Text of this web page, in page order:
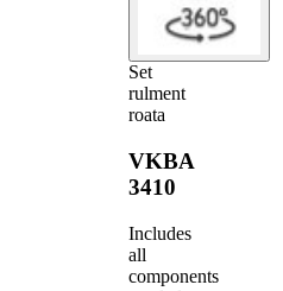
Set
rulment
roata
VKBA
3410
Includes
all
components